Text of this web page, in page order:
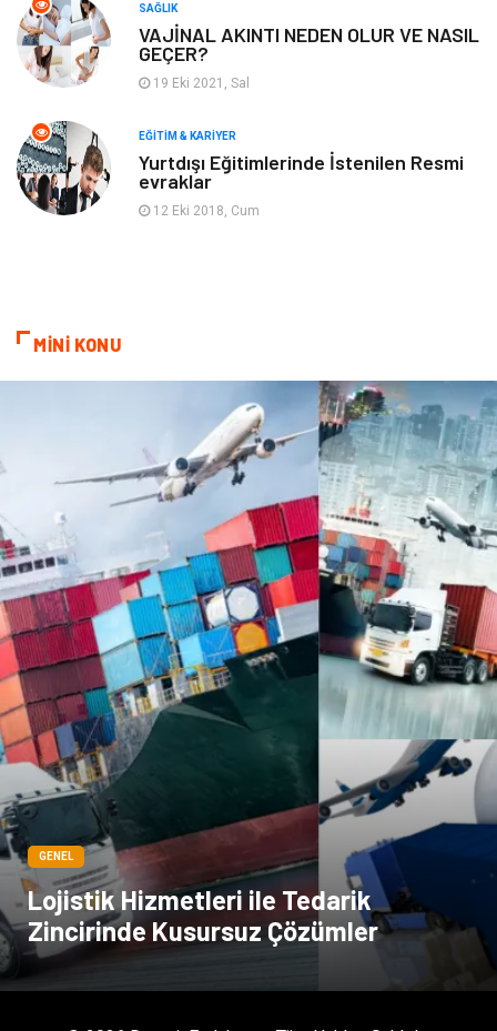
sağlıklı beslenme
Bebek Giyim
Domain
Sigorta
SAĞLIK
VAJİNAL AKINTI NEDEN OLUR VE NASIL
GEÇER?
19 Eki 2021, Sal
EĞITIM & KARIYER
Yurtdışı Eğitimlerinde İstenilen Resmi
evraklar
12 Eki 2018, Cum
MİNİ KONU
GENEL
Lojistik Hizmetleri ile Tedarik
Zincirinde Kusursuz Çözümler